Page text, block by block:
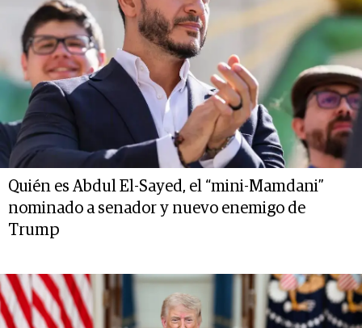
Quién es Abdul El-Sayed, el “mini-Mamdani”
nominado a senador y nuevo enemigo de
Trump